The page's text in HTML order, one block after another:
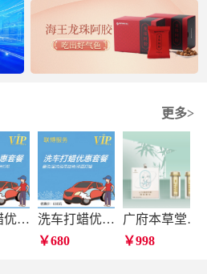
更多>
抛光打蜡优惠套餐
洗车打蜡优惠套餐
￥680
广府本草堂元宝枫神经酸凝胶糖果
￥998